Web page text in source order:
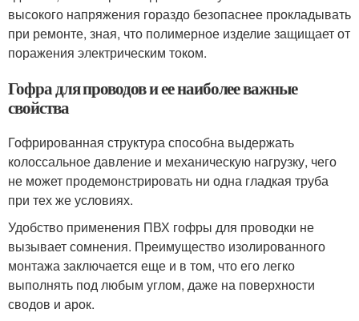
высокого напряжения гораздо безопаснее прокладывать
при ремонте, зная, что полимерное изделие защищает от
поражения электрическим током.
Гофра для проводов и ее наиболее важные
свойства
Гофрированная структура способна выдержать
колоссальное давление и механическую нагрузку, чего
не может продемонстрировать ни одна гладкая труба
при тех же условиях.
Удобство применения ПВХ гофры для проводки не
вызывает сомнения. Преимущество изолированного
монтажа заключается еще и в том, что его легко
выполнять под любым углом, даже на поверхности
сводов и арок.